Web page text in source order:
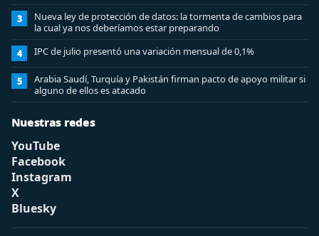
3
Nueva ley de protección de datos: la tormenta de cambios para
la cual ya nos deberíamos estar preparando
4 IPC de julio presentó una variación mensual de 0,1%
5
Arabia Saudí, Turquía y Pakistán firman pacto de apoyo militar si
alguno de ellos es atacado
Nuestras redes
YouTube
Facebook
Instagram
X
Bluesky